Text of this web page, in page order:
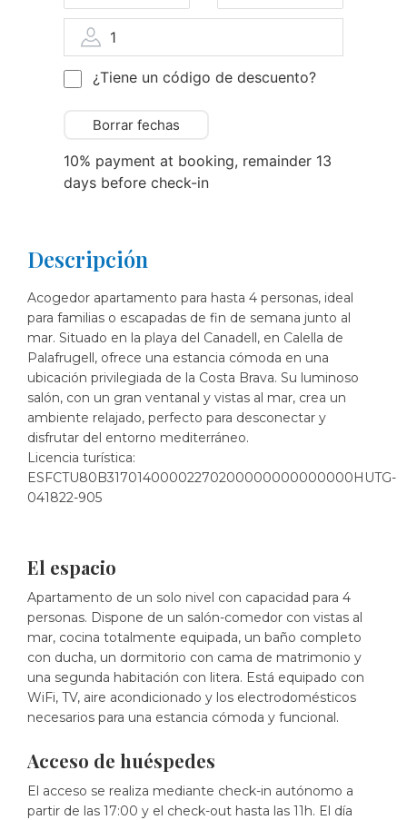
Descripción
Acogedor apartamento para hasta 4 personas, ideal
para familias o escapadas de fin de semana junto al
mar. Situado en la playa del Canadell, en Calella de
Palafrugell, ofrece una estancia cómoda en una
ubicación privilegiada de la Costa Brava. Su luminoso
salón, con un gran ventanal y vistas al mar, crea un
ambiente relajado, perfecto para desconectar y
disfrutar del entorno mediterráneo.
Licencia turística:
ESFCTU80B31701400002270200000000000000HUTG-
041822-905
El espacio
Apartamento de un solo nivel con capacidad para 4
personas. Dispone de un salón-comedor con vistas al
mar, cocina totalmente equipada, un baño completo
con ducha, un dormitorio con cama de matrimonio y
una segunda habitación con litera. Está equipado con
WiFi, TV, aire acondicionado y los electrodomésticos
necesarios para una estancia cómoda y funcional.
Acceso de huéspedes
El acceso se realiza mediante check-in autónomo a
partir de las 17:00 y el check-out hasta las 11h. El día
1
¿Tiene un código de descuento?
Borrar fechas
10% payment at booking, remainder 13
days before check-in